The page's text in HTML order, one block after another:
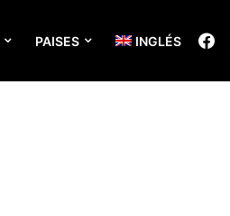
PAISES INGLÉS